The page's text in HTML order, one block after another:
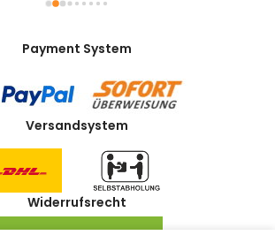
Payment System
Versandsystem
Widerrufsrecht